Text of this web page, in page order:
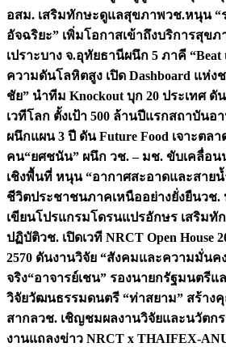
อสม. เสริมทักษะดูแลสุขภาพวช.หนุน “
อัจฉริยะ” เพิ่มโอกาสเข้าถึงบริการสุข
เปราะบาง จ.อุทัยธานีผนึก 5 ภาคี “Beat
ความดันโลหิตสูง เปิด Dashboard แห่
ชัย” นำทีม Knockout บุก 20 ประเทศ ดั
เวทีโลก ตั้งเป้า 500 ล้านปีแรกสถาบันอ
ผนึกแผน 3 ปี ดัน Future Food เจาะตล
คน“ยศชนัน” ผนึก วช. – มช. ขับเคลื่อน
เชิงพื้นที่ หนุน “อากาศสะอาดและสาย
ชีวิตประชาชนภาคเหนืออย่างยั่งยืนวช.
เขียนโปรแกรมโดรนแปรอักษร เสริมทั
ปฏิบัติวช. เปิดเวที NRCT Open House
2570 ดันงานวิจัย “สังคมและความมั่นค
จริง“อาจารย์เชน” รองนายกรัฐมนตรีแ
วิจัยวัฒนธรรมดนตรี “ท่าสยาม” สร้า
สากลวช. เชิญชมผลงานวิจัยและนวัตก
งานแถลงข่าว NRCT x THAIFEX-